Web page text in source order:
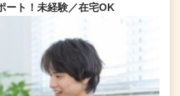
ート！未経験／在宅OK